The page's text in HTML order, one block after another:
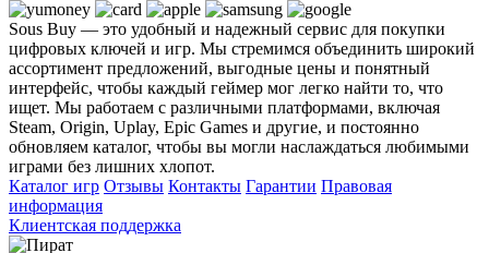
Sous Buy — это удобный и надежный сервис для покупки
цифровых ключей и игр. Мы стремимся объединить широкий
ассортимент предложений, выгодные цены и понятный
интерфейс, чтобы каждый геймер мог легко найти то, что
ищет. Мы работаем с различными платформами, включая
Steam, Origin, Uplay, Epic Games и другие, и постоянно
обновляем каталог, чтобы вы могли наслаждаться любимыми
играми без лишних хлопот.
Каталог игр Отзывы Контакты Гарантии Правовая
информация
Клиентская поддержка